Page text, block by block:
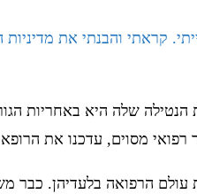
קראתי והבנתי את מדיניות
הנטילה שלה היא באחריות
מסוים, עדכנו את הרופא
עולם הרפואה בלעדיהן.